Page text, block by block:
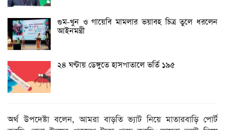
গুম-খুন ও গায়েবি মামলার ভয়াবহ চিত্র তুলে ধরলেন
আইনমন্ত্রী
২৪ ঘণ্টায় ডেঙ্গুতে হাসপাতালে ভর্তি ১৯৫
অর্থ উপদেষ্টা বলেন, আমরা বাড়তি ভ্যাট নিয়ে মাতারবাড়ি পোর্ট